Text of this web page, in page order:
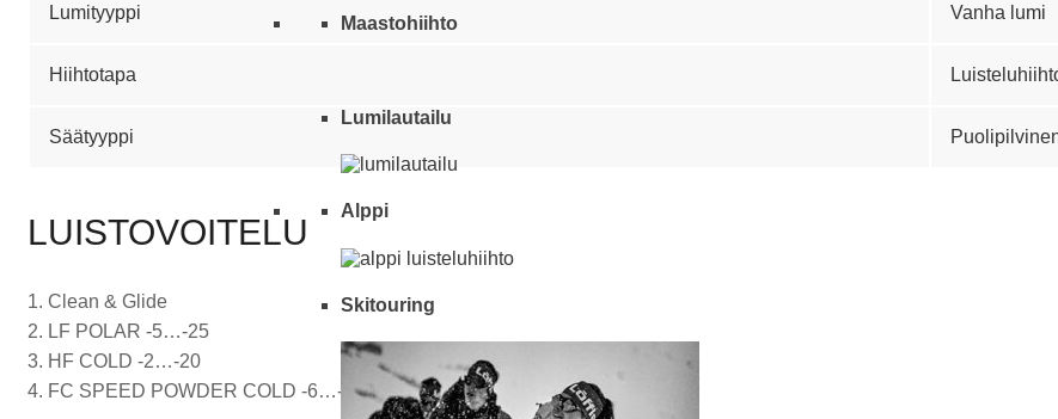
Maastohiihto
Lumilautailu
Alppi
Skitouring
Lumityyppi Vanha lumi
Hiihtotapa
Säätyyppi
LUISTOVOITELU
1. Clean & Glide
2. LF POLAR -5…-25
3. HF COLD -2…-20
4. FC SPEED POWDER COLD -6…-20 ja FC SPEED POWDER LDR 5…-10